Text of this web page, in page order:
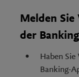
Melden Sie
der
Haben Sie
Banking-